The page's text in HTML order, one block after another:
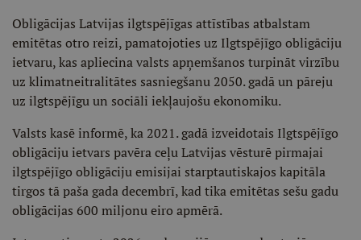
Obligācijas Latvijas ilgtspējīgas attīstības atbalstam
emitētas otro reizi, pamatojoties uz Ilgtspējīgo obligāciju
ietvaru, kas apliecina valsts apņemšanos turpināt virzību
uz klimatneitralitātes sasniegšanu 2050. gadā un pāreju
uz ilgtspējīgu un sociāli iekļaujošu ekonomiku.
Valsts kasē informē, ka 2021. gadā izveidotais Ilgtspējīgo
obligāciju ietvars pavēra ceļu Latvijas vēsturē pirmajai
ilgtspējīgo obligāciju emisijai starptautiskajos kapitāla
tirgos tā paša gada decembrī, kad tika emitētas sešu gadu
obligācijas 600 miljonu eiro apmērā.